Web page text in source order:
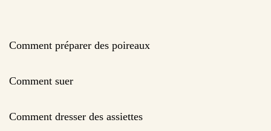
Comment préparer des poireaux
Comment suer
Comment dresser des assiettes